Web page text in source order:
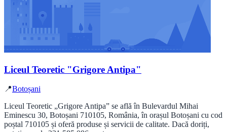
Liceul Teoretic "Grigore Antipa"
📍Botoșani
Liceul Teoretic „Grigore Antipa” se află în Bulevardul Mihai
Eminescu 30, Botoșani 710105, România, în orașul Botoșani cu cod
poștal 710105 și oferă produse și servicii de calitate. Dacă doriți,